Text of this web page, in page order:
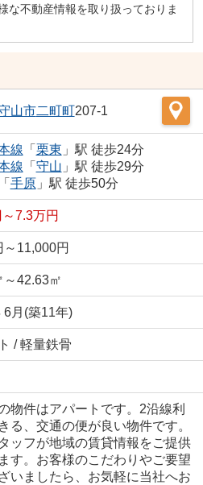
な不動産情報を取り扱っておりま
山市二町町207-1
線 「 栗東 」駅 徒歩24分
線 「 守山 」駅 徒歩29分
「 手原」駅 徒歩50分
7.3万円
～11,000円
～42.63㎡
6月(築11年)
/ 軽量鉄骨
物件はアパートです。2沿線利
る、交通の便が良い物件です。
ッフが地域の賃貸情報をご提供
す。お客様のこだわりやご要望
いましたら、お気軽に当社へお